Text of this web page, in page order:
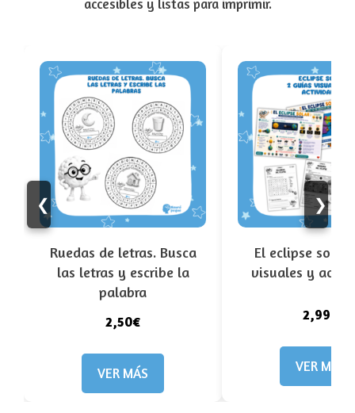
accesibles y listas para imprimir.
❮
Ruedas de letras. Busca
las letras y escribe la
palabra
2,50€
VER MÁS
El eclipse solar.
visuales y
2,99€
VER MÁS
❯